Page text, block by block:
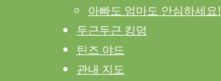
아빠도 엄마도 안심하세요!
두근두근 킹덤
틴즈 야드
관내 지도